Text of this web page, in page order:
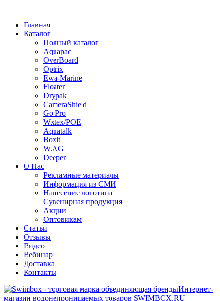
Главная
Каталог
Полный каталог
Aquapac
OverBoard
Optrix
Ewa-Marine
Floater
Drypak
CameraShield
Go Pro
Wxtex/POE
Aquatalk
Boxit
W.AG
Deeper
О Нас
Рекламные материалы
Информация из СМИ
Нанесение логотипа
Сувенирная продукция
Акции
Оптовикам
Статьи
Отзывы
Видео
Вебинар
Доставка
Контакты
Интернет-
магазин водонепроницаемых товаров SWIMBOX.RU